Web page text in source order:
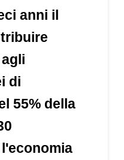
anni il
di
55% della